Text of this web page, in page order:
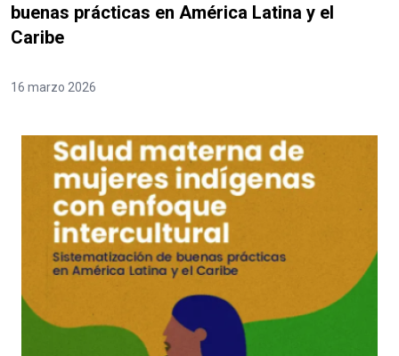
buenas prácticas en América Latina y el
Caribe
16 marzo 2026